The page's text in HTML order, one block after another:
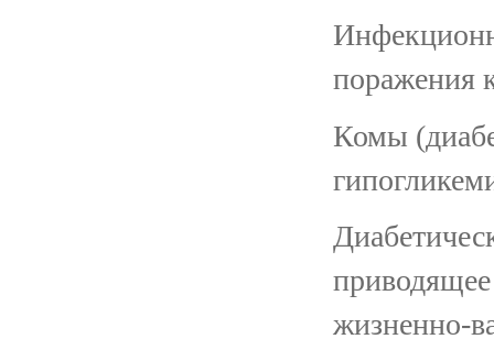
поражения
Комы
жизненно-